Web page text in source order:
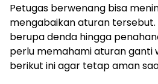
Petugas berwenang bisa
mengabaikan aturan tersebut.
berupa denda hingga
perlu memahami aturan ganti
berikut ini agar tetap aman